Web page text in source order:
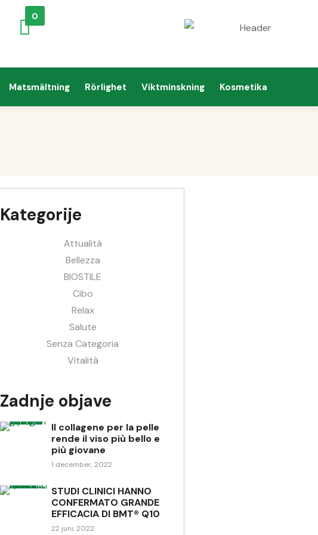
0
Matsmältning Rörlighet Viktminskning Kosmetika
Kategorije
Attualità
Bellezza
BIOSTILE
Cibo
Relax
Salute
Senza Categoria
Vitalità
Zadnje objave
Il collagene per la pelle
rende il viso più bello e
più giovane
1 december, 2022
STUDI CLINICI HANNO
CONFERMATO GRANDE
EFFICACIA DI BMT® Q10
22 juni, 2022